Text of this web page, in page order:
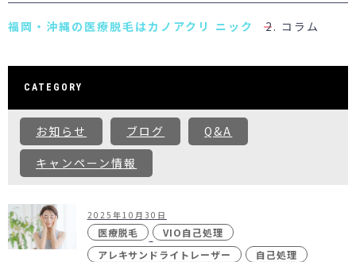
初めての方へ
よくある質問
お問い合わせ
未成年の方へ
- 医療脱毛（女性）
- ノーリス(IPL)
- 水光注射
（Dr.施術）
- ピコスポット
コラム
CATEGORY
お知らせ ブログ
Q&A
キャンペーン情報
2025年10月30日
医療脱毛
VIO自己処理
アレキサンドライトレーザー
自己処理